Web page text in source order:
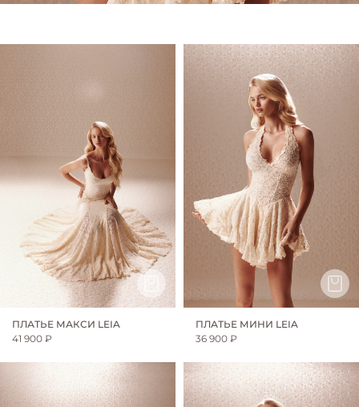
ПЛАТЬЕ МАКСИ LEIA
41 900 ₽
ПЛАТЬЕ МИНИ LEIA
36 900 ₽